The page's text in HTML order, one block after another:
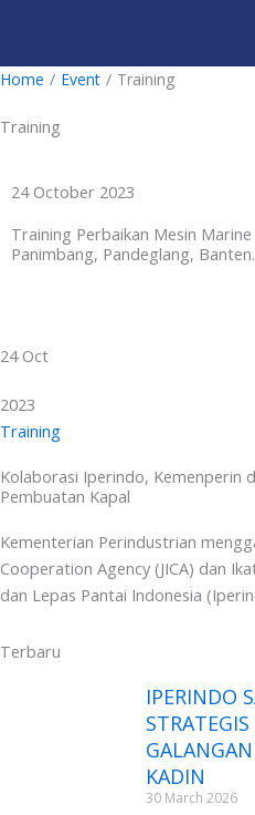
content
Home / Event / Training
Training
24 October 2023
Training Perbaikan Mesin
Panimbang, Pandeglang, Banten.
24 Oct
2023
Training
Kolaborasi Iperindo, Kemenperin
Pembuatan Kapal
Kementerian Perindustrian
Cooperation Agency (JICA) dan
dan Lepas Pantai Indonesia
Terbaru
IPERINDO
KADIN
30 March 2026